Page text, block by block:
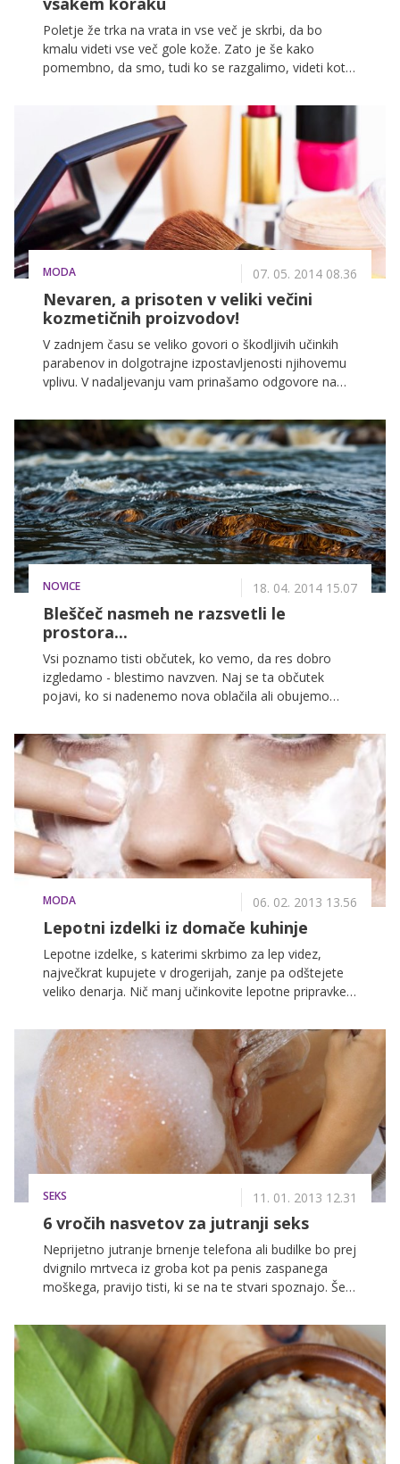
Poletje že trka na vrata in vse več je skrbi, da bo
kmalu videti vse več gole kože. Zato je še kako
pomembno, da smo, tudi ko se razgalimo, videti kot
pozabite in da zase poskrbite kot zvezdnice
svetovnega formata.
MODA 07. 05. 2014 08.36
Nevaren, a prisoten v veliki večini
kozmetičnih proizvodov!
V zadnjem času se veliko govori o škodljivih učinkih
parabenov in dolgotrajne izpostavljenosti njihovemu
vplivu. V nadaljevanju vam prinašamo odgovore na
ljudi izogiba.
NOVICE 18. 04. 2014 15.07
Bleščeč nasmeh ne razsvetli le
prostora...
Vsi poznamo tisti občutek, ko vemo, da res dobro
izgledamo - blestimo navzven. Naj se ta občutek
pojavi, ko si nadenemo nova oblačila ali obujemo
mogoče zanikati. A skrivnost občutka, da blestite, ne
tiči v vaši garderobi, temveč v vašem bleščečem
nasmehu.
MODA 06. 02. 2013 13.56
Lepotni izdelki iz domače kuhinje
Lepotne izdelke, s katerimi skrbimo za lep videz,
največkrat kupujete v drogerijah, zanje pa odštejete
veliko denarja. Nič manj učinkovite lepotne pripravke
veliko denarja, obenem pa se boste izognile
škodljivim kemikalijam, ki so pogosto prisotne v
tovrstnih izdelkih. Tokrat vam razkrivamo, kako
pripraviti obrazno in lasno masko, kremo za roke ter
balzam za ustnice.
SEKS 11. 01. 2013 12.31
6 vročih nasvetov za jutranji seks
Neprijetno jutranje brnenje telefona ali budilke bo prej
dvignilo mrtveca iz groba kot pa penis zaspanega
moškega, pravijo tisti, ki se na te stvari spoznajo. Še
stresnega piskanja budilke. Zato jo, če le morete,
utišajte ali pa povsem ugasnite. Drage dame,
ponujamo vam nasvet: prelevite se v seksi budilko in
svojo boljšo polovico zjutraj prebudite kar same.
Poglejte, kako ...